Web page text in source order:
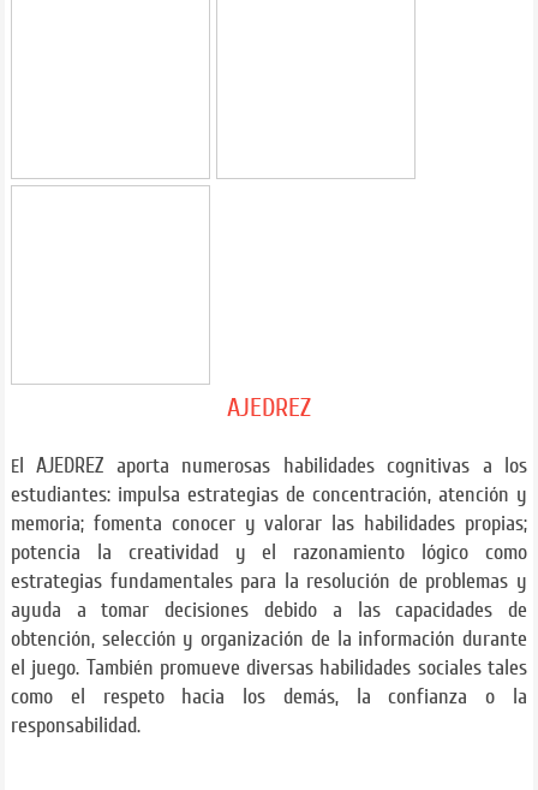
AJEDREZ
El AJEDREZ aporta numerosas habilidades cognitivas a los
estudiantes: impulsa estrategias de concentración, atención y
memoria; fomenta conocer y valorar las habilidades propias;
potencia la creatividad y el razonamiento lógico como
estrategias fundamentales para la resolución de problemas y
ayuda a tomar decisiones debido a las capacidades de
obtención, selección y organización de la información durante
el juego. También promueve diversas habilidades sociales tales
como el respeto hacia los demás, la confianza o la
responsabilidad.